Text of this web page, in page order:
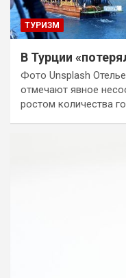
ТУРИЗМ
В Турции
Фото Unsplash
отмечают явное
ростом количества